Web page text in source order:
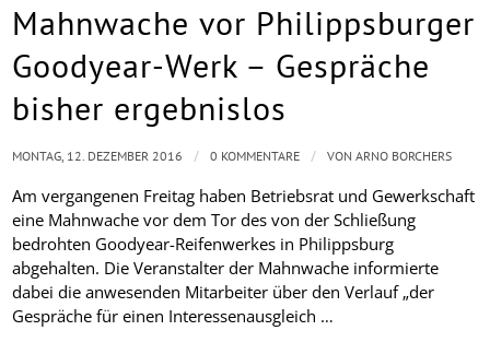
Mahnwache vor Philippsburger
Goodyear-Werk – Gespräche
bisher ergebnislos
Am vergangenen Freitag haben Betriebsrat und Gewerkschaft
eine Mahnwache vor dem Tor des von der Schließung
bedrohten Goodyear-Reifenwerkes in Philippsburg
abgehalten. Die Veranstalter der Mahnwache informierte
dabei die anwesenden Mitarbeiter über den Verlauf „der
Gespräche für einen Interessenausgleich …
MONTAG, 12. DEZEMBER 2016 / 0 KOMMENTARE / VONARNO BORCHERS